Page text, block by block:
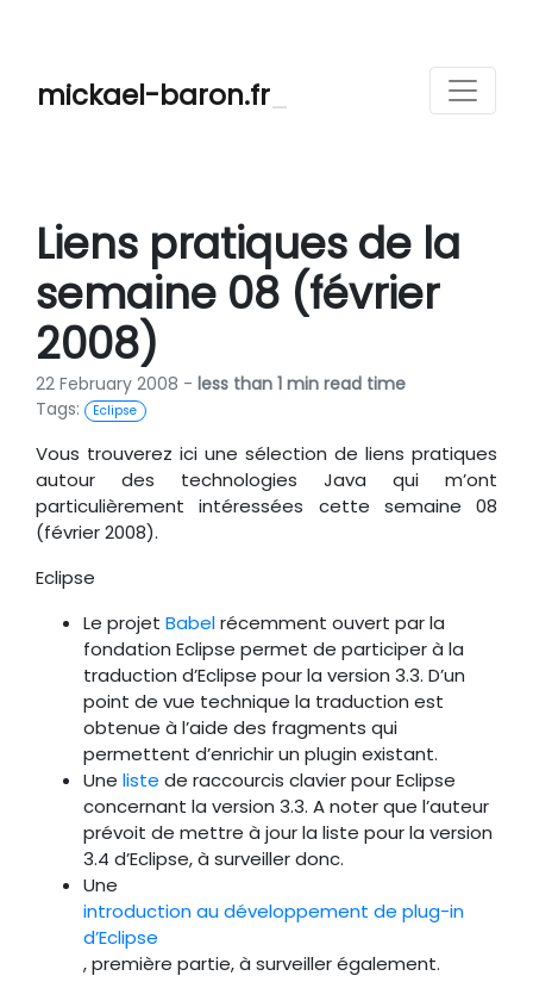
mickael-baron.fr
Liens pratiques de la
semaine 08 (février
2008)
22 February 2008 - less than 1 min read time
Tags:
Eclipse
Vous trouverez ici une sélection de liens pratiques
autour des technologies Java qui m’ont
particulièrement intéressées cette semaine 08
(février 2008).
Eclipse
Le projet Babelrécemment ouvert par la
fondation Eclipse permet de participer à la
traduction d’Eclipse pour la version 3.3. D’un
point de vue technique la traduction est
obtenue à l’aide des fragments qui
permettent d’enrichir un plugin existant.
Une liste de raccourcis clavier pour Eclipse
concernant la version 3.3. A noter que l’auteur
prévoit de mettre à jour la liste pour la version
3.4 d’Eclipse, à surveiller donc.
Une
introduction au développement de plug-in
d’Eclipse
, première partie, à surveiller également.